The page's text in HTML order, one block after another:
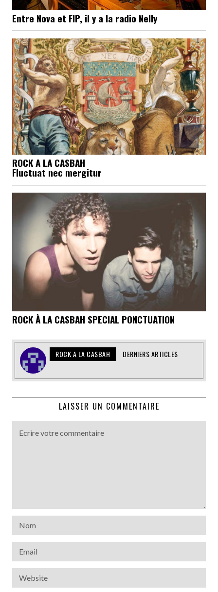
Entre Nova et FIP, il y a la radio Nelly
ROCK A LA CASBAH
Fluctuat nec mergitur
ROCK À LA CASBAH SPECIAL PONCTUATION
ROCK A LA CASBAH DERNIERS ARTICLES
LAISSER UN COMMENTAIRE